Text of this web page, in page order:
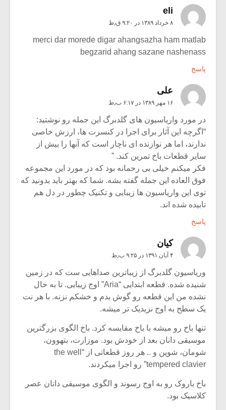
eli
۸ خرداد ۱۳۸۹ در ۹:۲۰ ق٫ظ
merci dar morede digar ahangsazha ham matlab
begzarid ahang sazane nashenass
پاسخ
علی
۱۶ مهر ۱۳۸۹ در ۶:۱۷ ب٫ظ
در مورد واریاسیون های گلدبرگ این جمله رو نوشتید:
“اگرچه این آثار براى اجرا در کنسرت ها، ارزش خاصى
ندارند، اما هر نوازنده اى ناچار است که آنها را بیش از
سایر قطعات باخ تمرین کند. ”
فکر میکنم خیلی بی رحمانه بود که در مورد این مجموعه
فوق العاده این جمله گفته بشه. شما که بهتر باید بدونید که
توی این واریاسیون ها زیبایی و تکنیک چطور در دل هم
تابیده شده اند.
پاسخ
کیان
۴ آبان ۱۳۹۱ در ۹:۲۵ ب٫ظ
وریاسیون گلدبرگ از زیباترین صداهایی ست که در زمین
شنیده شده. قطعه ابتدایی “Aria” اوج زیبایی. تا به حال
نشده من این قطعه رو گوش بدم و خشکم نزنه. با هر نت
یک سطح به اوج نزیدیک تر میشه.
تنها باخ رو میشه با باخ مقایسه کرد. باخ الگوی بزرگترین
موسیقی دانان بعد از خودش بود. موزارت، بتهوون،
شومان، شوپن و .. هر روز قطعاتی از “the well
tempered clavier” رو اجرا میکردند.
باخ باروک رو به اوج رسوند و الگوی موسیقی دانان عصر
کلاسیک بود.